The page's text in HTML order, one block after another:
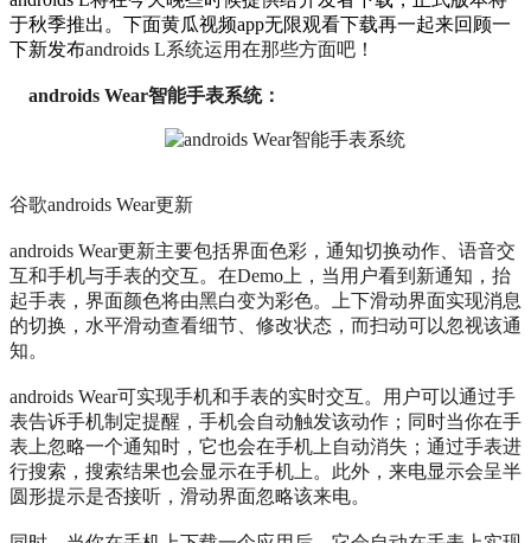
于秋季推出。下面黄瓜视频app无限观看下载再一起来回顾一
下新发布androids L系统运用在那些方面吧！
androids Wear智能手表系统：
谷歌androids Wear更新
androids Wear更新主要包括界面色彩，通知切换动作、语音交
互和手机与手表的交互。在Demo上，当用户看到新通知，抬
起手表，界面颜色将由黑白变为彩色。上下滑动界面实现消息
的切换，水平滑动查看细节、修改状态，而扫动可以忽视该通
知。
androids Wear可实现手机和手表的实时交互。用户可以通过手
表告诉手机制定提醒，手机会自动触发该动作；同时当你在手
表上忽略一个通知时，它也会在手机上自动消失；通过手表进
行搜索，搜索结果也会显示在手机上。此外，来电显示会呈半
圆形提示是否接听，滑动界面忽略该来电。